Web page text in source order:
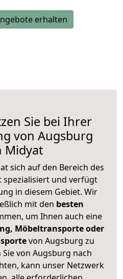
erhalten
Sie bei Ihrer
von Augsburg
Midyat
sich auf den Bereich des
spezialisiert und verfügt
in diesem Gebiet. Wir
mit den besten
um Ihnen auch eine
Möbeltransporte oder
von Augsburg zu
von Augsburg nach
kann unser Netzwerk